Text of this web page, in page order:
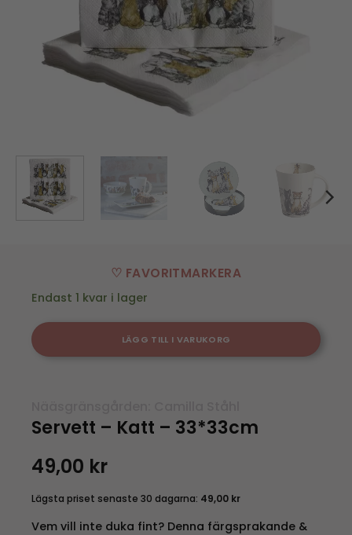
♡ FAVORITMARKERA
Endast 1 kvar i lager
LÄGG TILL I VARUKORG
Servett – Katt – 33*33cm
49,00 kr
Lägsta priset senaste 30 dagarna: 49,00 kr
Vem vill inte duka fint? Denna färgsprakande &